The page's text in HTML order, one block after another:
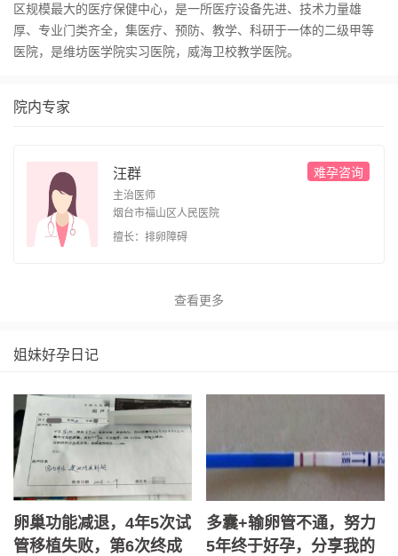
区规模最大的医疗保健中心，是一所医疗设备先进、技术力量雄
厚、专业门类齐全，集医疗、预防、教学、科研于一体的二级甲等
医院，是维坊医学院实习医院，威海卫校教学医院。
院内专家
汪群
主治医师
难孕咨询
烟台市福山区人民医院
擅长：排卵障碍
查看更多
姐妹好孕日记
卵巢功能减退，4年5次试
管移植失败，第6次终成
多囊+输卵管不通，努力
5年终于好孕，分享我的